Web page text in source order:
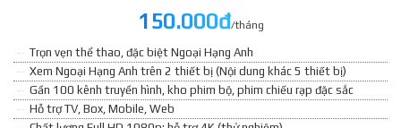
150.000đ/tháng
Trọn vẹn thể thao, đặc biệt Ngoại Hạng Anh
Xem Ngoại Hạng Anh trên 2 thiết bị (Nội dung khác 5 thiết bị)
Gần 100 kênh truyền hình, kho phim bộ, phim chiếu rạp đặc sắc
Hỗ trợ TV, Box, Mobile, Web